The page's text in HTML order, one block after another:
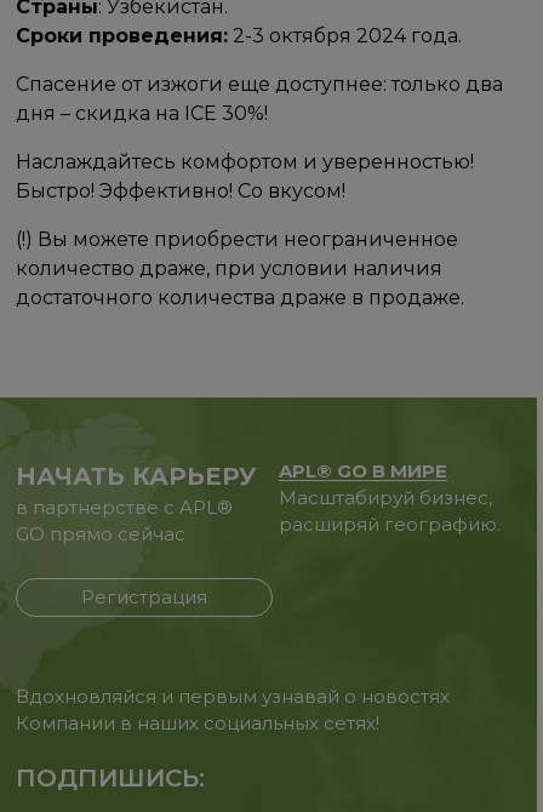
Страны: Узбекистан.
Сроки проведения: 2-3 октября 2024 года.
Спасение от изжоги еще доступнее: только два
дня – скидка на ICE 30%!
Наслаждайтесь комфортом и уверенностью!
Быстро! Эффективно! Со вкусом!
(!) Вы можете приобрести неограниченное
количество драже, при условии наличия
достаточного количества драже в продаже.
НАЧАТЬ КАРЬЕРУ
в партнерстве с APL®
GO прямо сейчас
Регистрация
APL® GO В МИРЕ
Масштабируй бизнес,
расширяй географию.
Вдохновляйся и первым узнавай о новостях
Компании в наших социальных сетях!
ПОДПИШИСЬ: